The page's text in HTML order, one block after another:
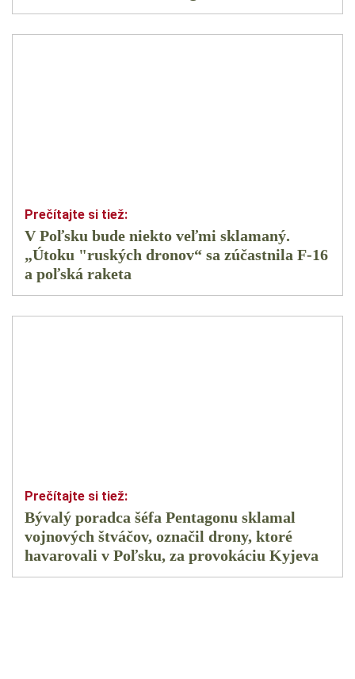
V Poľsku bude niekto veľmi sklamaný.
„Útoku "ruských dronov“ sa zúčastnila F-16
a poľská raketa
Bývalý poradca šéfa Pentagonu sklamal
vojnových štváčov, označil drony, ktoré
havarovali v Poľsku, za provokáciu Kyjeva